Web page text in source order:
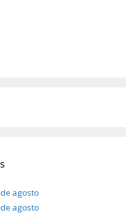
agosto
agosto